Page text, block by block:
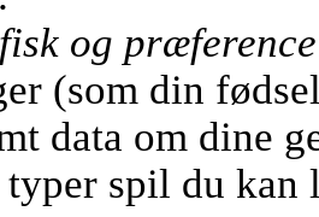
og
(som din
data om dine
spil du kan